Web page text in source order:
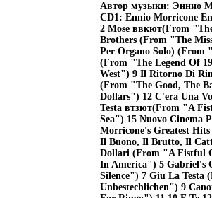
Автор музыки: Эннио
CD1: Ennio Morricone
2 Mose ввкют(From
Brothers (From "The
Per Organo Solo) (From
(From "The Legend Of
West") 9 Il Ritorno Di
(From "The Good, The
Dollars") 12 C'era Una
Testa втзют(From "A
Sea") 15 Nuovo Cinema
Morricone's Greatest
Il Buono, Il Brutto, Il
Dollari (From "A Fistful
In America") 5 Gabriel's
Silence") 7 Giu La
Unbestechlichen") 9